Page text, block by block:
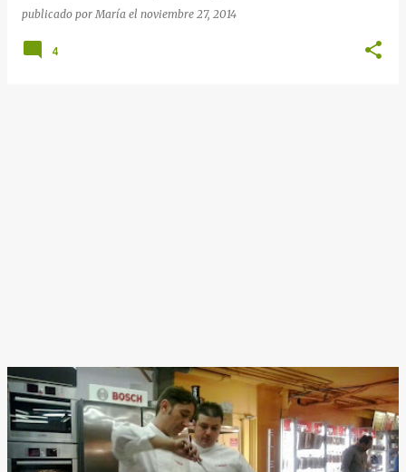
publicado por María el noviembre 27, 2014
4